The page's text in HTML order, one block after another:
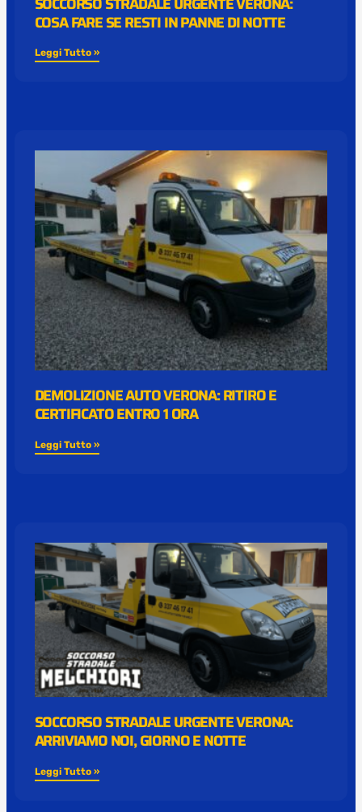
COSA FARE SE RESTI IN PANNE DI NOTTE
Leggi Tutto »
DEMOLIZIONE AUTO VERONA: RITIRO E
CERTIFICATO ENTRO 1 ORA
Leggi Tutto »
SOCCORSO STRADALE URGENTE VERONA:
ARRIVIAMO NOI, GIORNO E NOTTE
Leggi Tutto »